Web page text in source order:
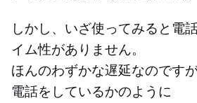
しかし、いざ使ってみると電
イム性がありません。
ほんのわずかな遅延なのです
電話をしているかのように